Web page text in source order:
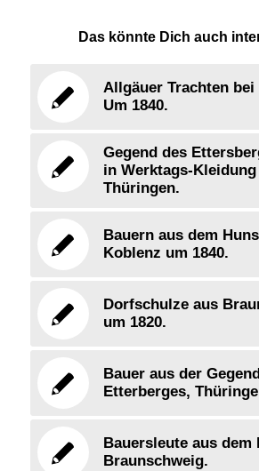
Das könnte Dich auch
Allgäuer Trachten bei
Um 1840.
Gegend des
in Werktags-Kleidung
Thüringen.
Bauern aus dem
Koblenz um 1840.
Dorfschulze aus
um 1820.
Bauer aus der
Etterberges,
Bauersleute aus dem
Braunschweig.